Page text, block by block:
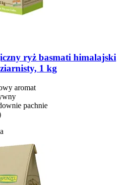
ryż basmati himalajski
1 kg
aromat
pachnie